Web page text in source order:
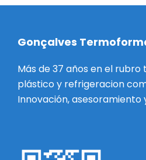
Gonçalves
Más de 37 años en el
plástico y refrigeracion
Innovación, asesoramiento